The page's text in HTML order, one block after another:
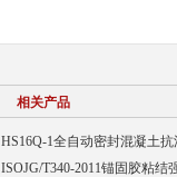
相关产品
HS16Q-1全自动密封混凝土抗
ISOJG/T340-2011锚固胶粘结